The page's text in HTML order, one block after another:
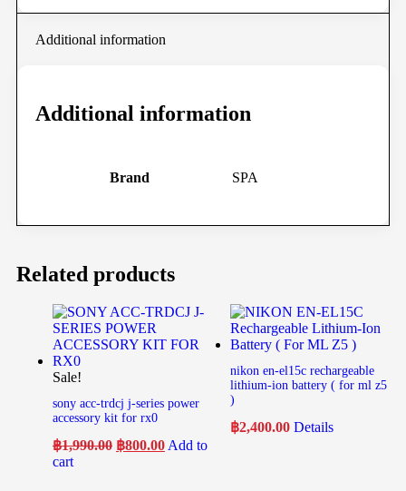
Additional information
Additional information
Brand SPA
Related products
Sale!
sony acc-trdcj j-series power
accessory kit for rx0
฿1,990.00 ฿800.00 Add to
cart
nikon en-el15c rechargeable
lithium-ion battery ( for ml z5
)
฿2,400.00 Details